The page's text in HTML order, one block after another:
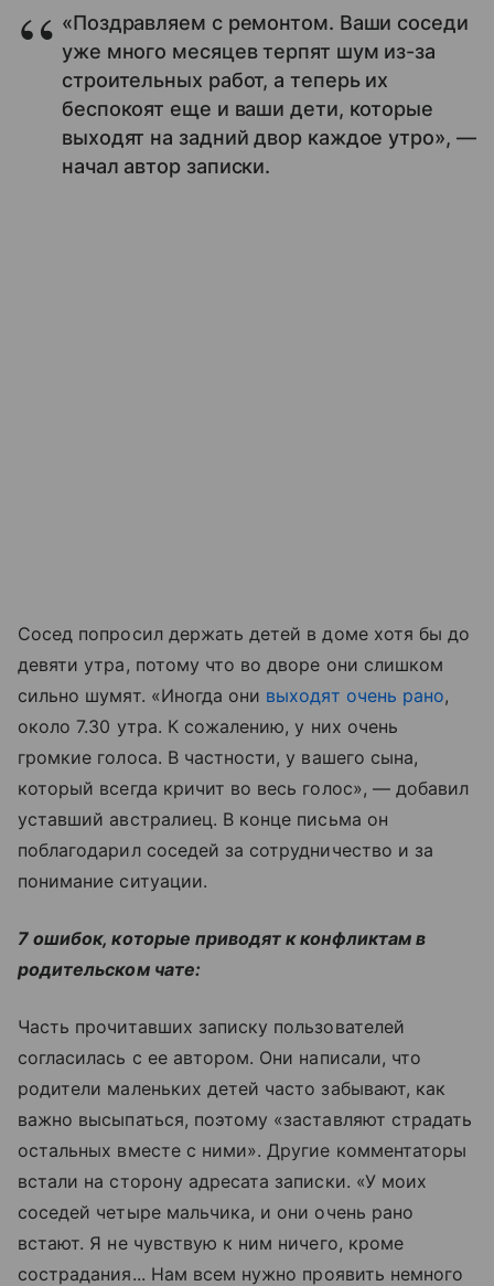
«Поздравляем с ремонтом. Ваши соседи
уже много месяцев терпят шум из-за
строительных работ, а теперь их
беспокоят еще и ваши дети, которые
выходят на задний двор каждое утро», —
начал автор записки.
Сосед попросил держать детей в доме хотя бы до
девяти утра, потому что во дворе они слишком
сильно шумят. «Иногда они выходят очень рано,
около 7.30 утра. К сожалению, у них очень
громкие голоса. В частности, у вашего сына,
который всегда кричит во весь голос», — добавил
уставший австралиец. В конце письма он
поблагодарил соседей за сотрудничество и за
понимание ситуации.
7 ошибок, которые приводят к конфликтам в
родительском чате:
Часть прочитавших записку пользователей
согласилась с ее автором. Они написали, что
родители маленьких детей часто забывают, как
важно высыпаться, поэтому «заставляют страдать
остальных вместе с ними». Другие комментаторы
встали на сторону адресата записки. «У моих
соседей четыре мальчика, и они очень рано
встают. Я не чувствую к ним ничего, кроме
сострадания... Нам всем нужно проявить немного